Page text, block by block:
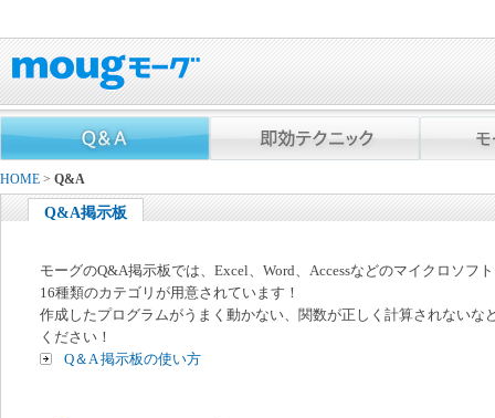
HOME > Q&A
Q&A掲示板
モーグのQ&A掲示板では、Excel、Word、Accessなどのマイクロソフ
16種類のカテゴリが用意されています！
作成したプログラムがうまく動かない、関数が正しく計算されないな
ください！
Q＆A 掲示板の使い方